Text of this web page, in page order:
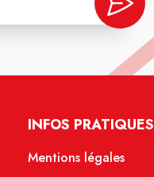
INFOS PRATIQUES
Mentions légales